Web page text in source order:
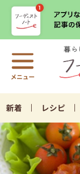
新着 レシピ